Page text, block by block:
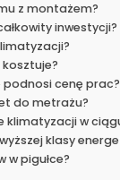
z montażem?
inwestycji?
cenę prac?
do metrażu?
klimatyzacji w
klasy
w pigułce?